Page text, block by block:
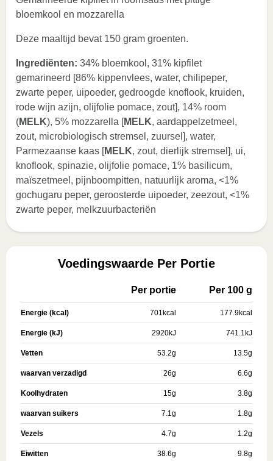
bloemkool en mozzarella
Deze maaltijd bevat 150 gram groenten.
Ingrediënten: 34% bloemkool, 31% kipfilet
gemarineerd [86% kippenvlees, water, chilipeper,
zwarte peper, uipoeder, gedroogde knoflook, kruiden,
rode wijn azijn, olijfolie pomace, zout], 14% room
(MELK), 5% mozzarella [MELK, aardappelzetmeel,
zout, microbiologisch stremsel, zuursel], water,
Parmezaanse kaas [MELK, zout, dierlijk stremsel], ui,
knoflook, spinazie, olijfolie pomace, 1% basilicum,
maïszetmeel, pijnboompitten, natuurlijk aroma, <1%
gochugaru peper, geroosterde uipoeder, zeezout, <1%
zwarte peper, melkzuurbacteriën
Voedingswaarde Per Portie
Per portie Per 100 g
Energie (kcal) 701kcal 177.9kcal
Energie (kJ) 2920kJ 741.1kJ
Vetten 53.2g 13.5g
waarvan verzadigd 26g 6.6g
Koolhydraten 15g 3.8g
waarvan suikers 7.1g 1.8g
Vezels 4.7g 1.2g
Eiwitten 38.6g 9.8g